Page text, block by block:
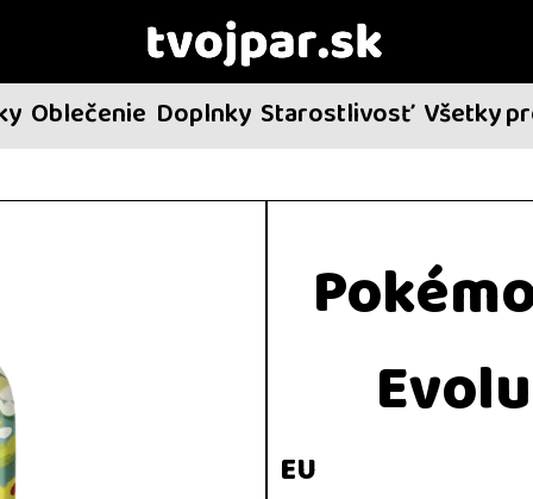
Oblečenie Doplnky Starostlivosť Všetky
EU